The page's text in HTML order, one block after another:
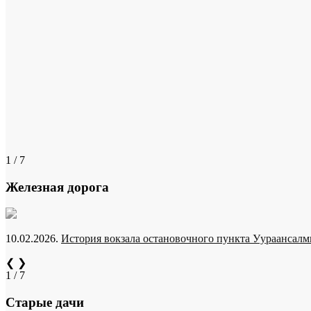
1 / 7
Железная дорога
10.02.2026. История вокзала остановочного пункта
❮ ❯
1 / 7
Старые дачи